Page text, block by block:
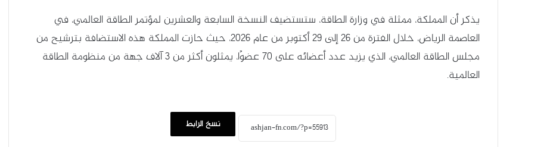
يذكر أن المملكة، ممثلة في وزارة الطاقة، ستستضيف النسخة السابعة والعشرين لمؤتمر الطاقة العالمي، في
العاصمة الرياض، خلال الفترة من 26 إلى 29 أكتوبر من عام 2026، حيث حازت المملكة هذه الاستضافة بترشيح من
مجلس الطاقة العالمي، الذي يزيد عدد أعضائه على 70 عضوًا، يمثلون أكثر من 3 آلاف جهة من منظومة الطاقة
العالمية.
نسخ الرابط